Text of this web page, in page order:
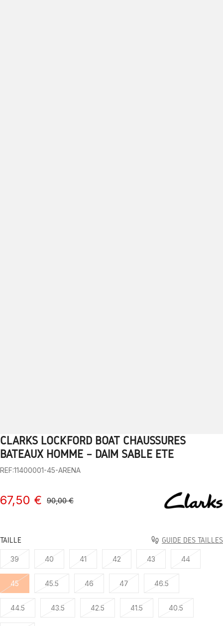
1 2 3 4 5 6 7 8 9
CLARKS LOCKFORD BOAT CHAUSSURES
BATEAUX HOMME – DAIM SABLE ÉTÉ
REF:11400001-45-ARENA
67,50 € 90,00 €
TAILLE GUIDE DES TAILLES
39 40 41 42 43 44
45 45.5 46 47 46.5
44.5 43.5 42.5 41.5 40.5